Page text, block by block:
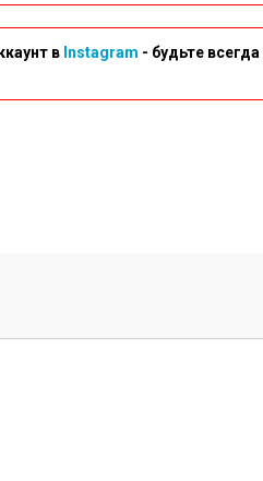
в Instagram - будьте